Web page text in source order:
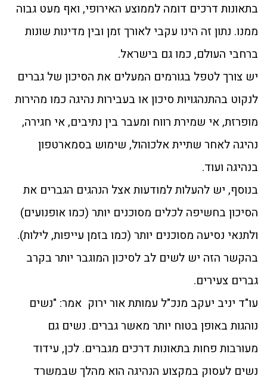
בתאונות דרכים דומה לממוצע האירופי, ואף מעט גבוה
ממנו. נתון זה הינו עקבי לאורך זמן ובין מדינות שונות
ברחבי העולם, כמו גם בישראל.
יש צורך לטפל בגורמים המעלים את הסיכון של גברים
לנקוט בהתנהגויות סיכון או בעבירות נהיגה כמו מהירות
מופרזת, אי שמירת רווח ומעבר בין נתיבים, אי חגירה,
נהיגה לאחר שתיית אלכוהול, שימוש בסמארטפון
בנהיגה ועוד.
בנוסף, יש להעלות למודעות אצל הנהגים הגברים את
הסיכון בחשיפה לכלים מסוכנים יותר (כמו אופנועים)
ולתנאי נסיעה מסוכנים יותר (כמו בזמן עייפות, לילות).
בהקשר הזה יש לשים לב לסיכון המוגבר יותר בקרב
גברים צעירים.
עו"ד יניב יעקב מנכ"ל עמותת אור ירוק אמר: "נשים
נוהגות באופן בטוח יותר מאשר גברים. נשים גם
מעורבות פחות בתאונות דרכים מגברים. לכן, עידוד
נשים לעסוק במקצוע הנהיגה הוא מהלך שבמשרד